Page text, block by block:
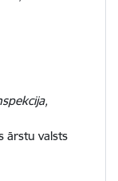
ārstu valsts